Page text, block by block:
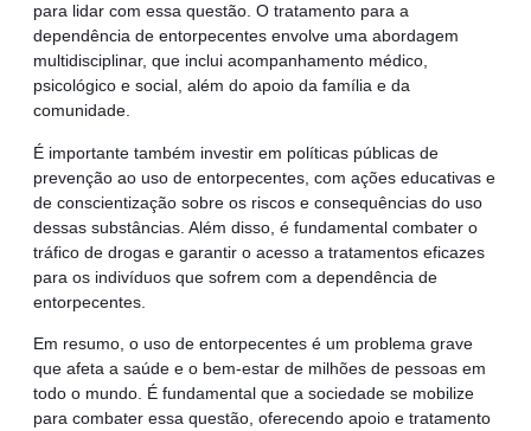
para lidar com essa questão. O tratamento para a
dependência de entorpecentes envolve uma abordagem
multidisciplinar, que inclui acompanhamento médico,
psicológico e social, além do apoio da família e da
comunidade.
É importante também investir em políticas públicas de
prevenção ao uso de entorpecentes, com ações educativas e
de conscientização sobre os riscos e consequências do uso
dessas substâncias. Além disso, é fundamental combater o
tráfico de drogas e garantir o acesso a tratamentos eficazes
para os indivíduos que sofrem com a dependência de
entorpecentes.
Em resumo, o uso de entorpecentes é um problema grave
que afeta a saúde e o bem-estar de milhões de pessoas em
todo o mundo. É fundamental que a sociedade se mobilize
para combater essa questão, oferecendo apoio e tratamento